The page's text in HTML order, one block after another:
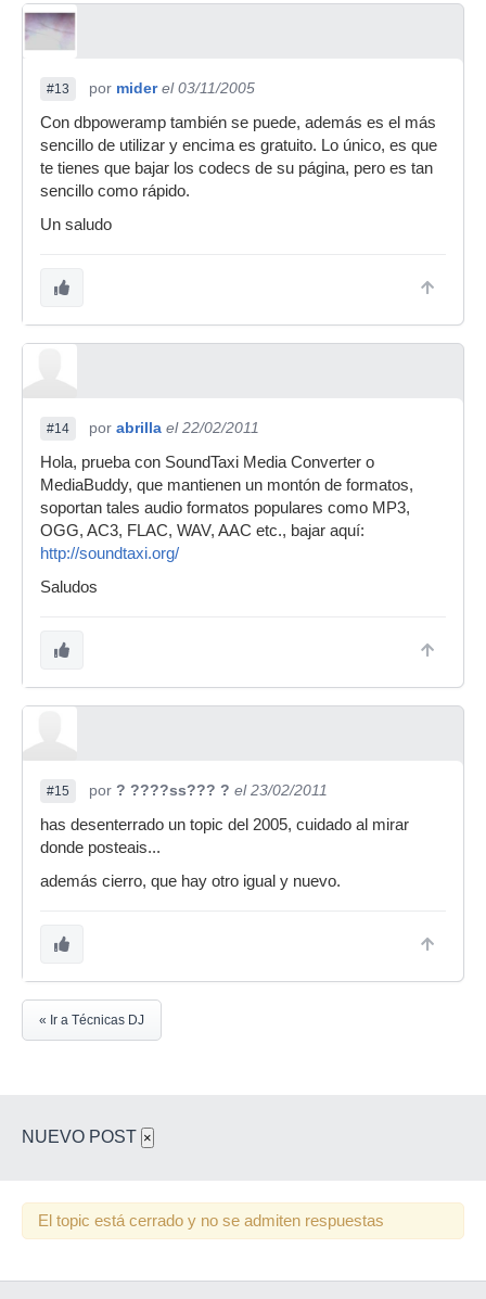
#13 por mider el 03/11/2005
Con dbpoweramp también se puede, además es el más
sencillo de utilizar y encima es gratuito. Lo único, es que
te tienes que bajar los codecs de su página, pero es tan
sencillo como rápido.
Un saludo
#14 por abrilla el 22/02/2011
Hola, prueba con SoundTaxi Media Converter o
MediaBuddy, que mantienen un montón de formatos,
soportan tales audio formatos populares como MP3,
OGG, AC3, FLAC, WAV, AAC etc., bajar aquí:
http://soundtaxi.org/
Saludos
#15 por ? ????ss??? ? el 23/02/2011
has desenterrado un topic del 2005, cuidado al mirar
donde posteais...
además cierro, que hay otro igual y nuevo.
« Ir a Técnicas DJ
NUEVO POST ×
El topic está cerrado y no se admiten respuestas